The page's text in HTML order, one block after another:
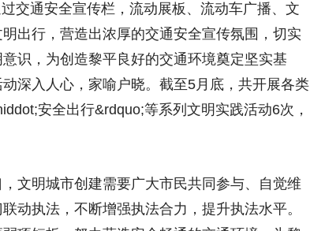
交通安全宣传栏，流动展板、流动车广播、文
出行，营造出浓厚的交通安全宣传氛围，切实
识，为创造黎平良好的交通环境奠定坚实基
深入人心，家喻户晓。截至5月底，共开展各类
安全出行&rdquo;等系列文明实践活动6次，
明城市创建需要广大市民共同参与、自觉维
动执法，不断增强执法合力，提升执法水平。